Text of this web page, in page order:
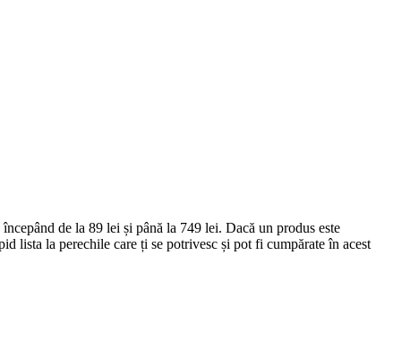
de la 89 lei și până la 749 lei. Dacă un produs este
lista la perechile care ți se potrivesc și pot fi cumpărate în acest